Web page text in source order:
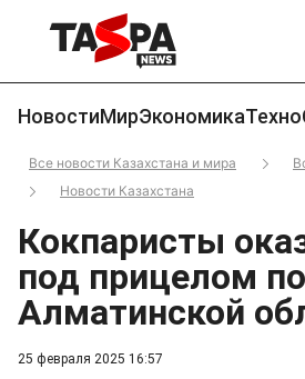
НовостиМирЭкономикаТехно
Все новости Казахстана и мира
Новости Казахстана
25 февраля 2025 16:57
Кокпаристы
под прицелом
Алматинской